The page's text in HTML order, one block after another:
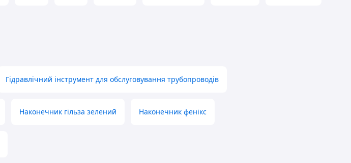
Гідравлічний інструмент для обслуговування трубопроводів
Наконечник гільза зелений Наконечник фенікс